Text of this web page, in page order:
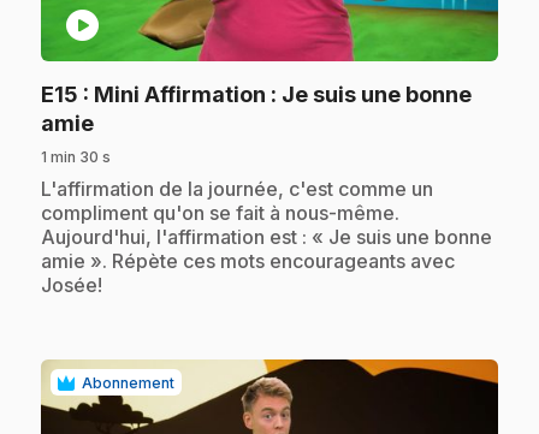
play_circle
E15 : Mini Affirmation : Je suis une bonne
amie.
1 min 30 s
.L'affirmation de la journée, c'est comme un
compliment qu'on se fait à nous-même.
Aujourd'hui, l'affirmation est : « Je suis une bonne
amie ». Répète ces mots encourageants avec
Josée!
Abonnement